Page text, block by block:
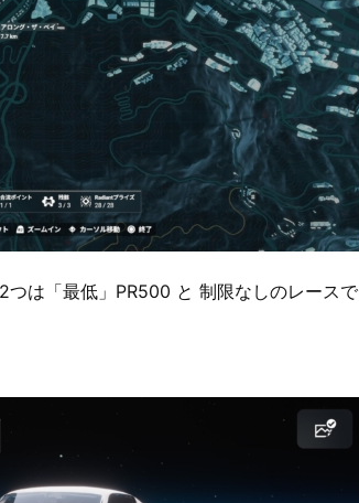
は「最低」PR500 と 制限なしのレースで